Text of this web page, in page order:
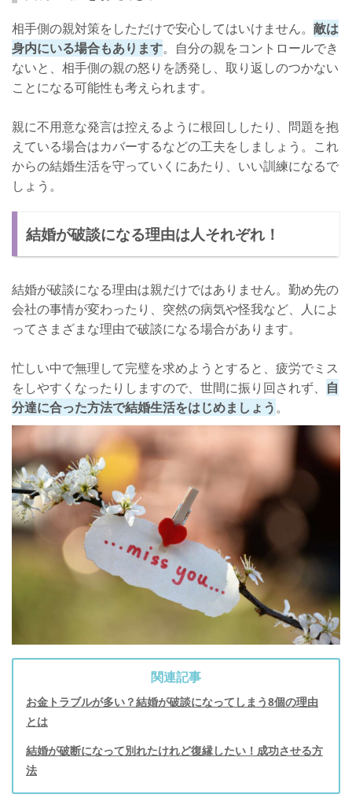
相手側の親対策をしただけで安心してはいけません。 敵は
身内にいる場合もあります。自分の親をコントロールでき
ないと、相手側の親の怒りを誘発し、取り返しのつかない
ことになる可能性も考えられます。
親に不用意な発言は控えるように根回ししたり、問題を抱
えている場合はカバーするなどの工夫をしましょう。これ
からの結婚生活を守っていくにあたり、いい訓練になるで
しょう。
結婚が破談になる理由は人それぞれ！
結婚が破談になる理由は親だけではありません。勤め先の
会社の事情が変わったり、突然の病気や怪我など、人によ
ってさまざまな理由で破談になる場合があります。
忙しい中で無理して完璧を求めようとすると、疲労でミス
をしやすくなったりしますので、世間に振り回されず、 自
分達に合った方法で結婚生活をはじめましょう。
関連記事
お金トラブルが多い？結婚が破談になってしまう8個の理由
とは
結婚が破断になって別れたけれど復縁したい！成功させる方
法